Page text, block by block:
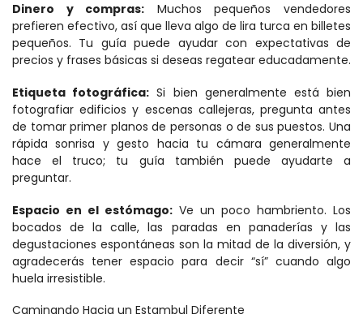
Dinero y compras: Muchos pequeños vendedores
prefieren efectivo, así que lleva algo de lira turca en billetes
pequeños. Tu guía puede ayudar con expectativas de
precios y frases básicas si deseas regatear educadamente.
Etiqueta fotográfica: Si bien generalmente está bien
fotografiar edificios y escenas callejeras, pregunta antes
de tomar primer planos de personas o de sus puestos. Una
rápida sonrisa y gesto hacia tu cámara generalmente
hace el truco; tu guía también puede ayudarte a
preguntar.
Espacio en el estómago: Ve un poco hambriento. Los
bocados de la calle, las paradas en panaderías y las
degustaciones espontáneas son la mitad de la diversión, y
agradecerás tener espacio para decir “sí” cuando algo
huela irresistible.
Caminando Hacia un Estambul Diferente